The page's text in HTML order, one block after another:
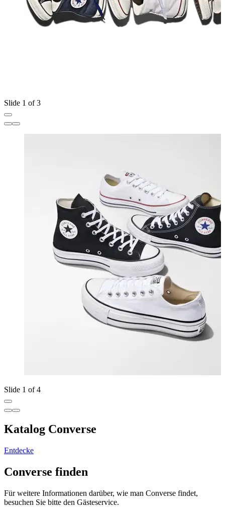
Slide 1 of 3
Slide 1 of 4
Katalog Converse
Entdecke
Converse finden
Für weitere Informationen darüber, wie man Converse findet,
besuchen Sie bitte den Gästeservice.